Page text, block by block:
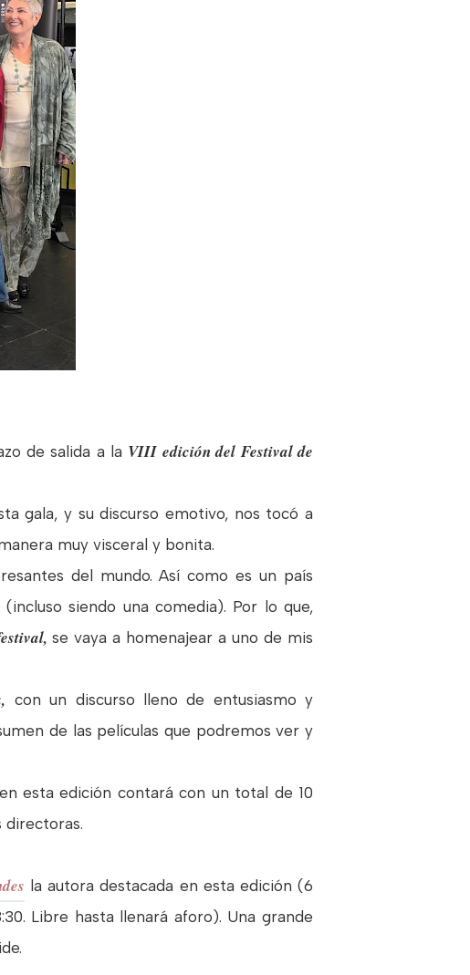
de salida a la VIII edición del Festival de
gala, y su discurso emotivo, nos tocó a
muy visceral y bonita.
del mundo. Así como es un país
siendo una comedia). Por lo que,
se vaya a homenajear a uno de mis
con un discurso lleno de entusiasmo y
de las películas que podremos ver y
esta edición contará con un total de 10
directoras.
la autora destacada en esta edición (6
Libre hasta llenará aforo). Una grande